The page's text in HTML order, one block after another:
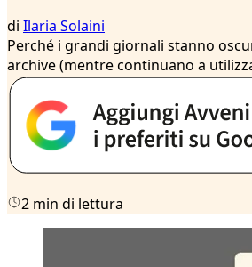
di Ilaria Solaini
Perché i grandi giornali stanno
archive (mentre continuano a
2 min di lettura